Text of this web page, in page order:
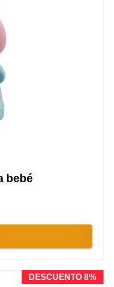
bebé
DESCUENTO 8%